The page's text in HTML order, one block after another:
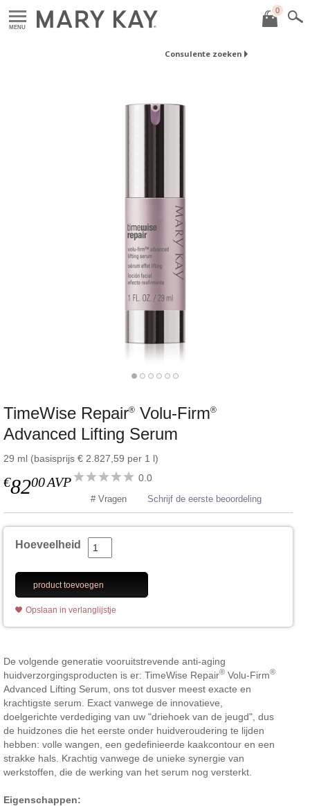
MENU
0
Consulente zoeken
TimeWise Repair® Volu-Firm®
Advanced Lifting Serum
29 ml (basisprijs € 2.827,59 per 1 l)
€8200AVP 0.0
# Vragen Schrijf de eerste beoordeling
Hoeveelheid
product toevoegen
Opslaan in verlanglijstje
De volgende generatie vooruitstrevende anti-aging
huidverzorgingsproducten is er: TimeWise Repair® Volu-Firm®
Advanced Lifting Serum, ons tot dusver meest exacte en
krachtigste serum. Exact vanwege de innovatieve,
doelgerichte verdediging van uw "driehoek van de jeugd", dus
de huidzones die het eerste onder huidveroudering te lijden
hebben: volle wangen, een gedefinieerde kaakcontour en een
strakke hals. Krachtig vanwege de unieke synergie van
werkstoffen, die de werking van het serum nog versterkt.
Eigenschappen: